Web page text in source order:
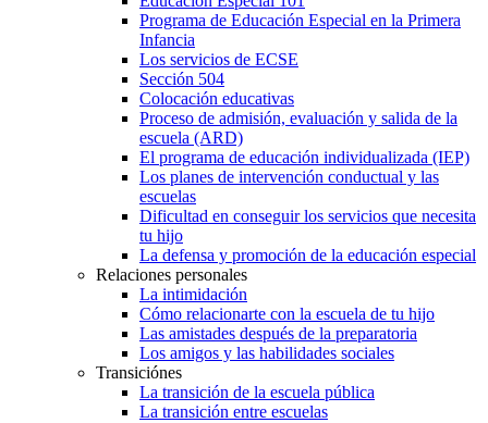
Programa de Educación Especial en la Primera
Infancia
Los servicios de ECSE
Sección 504
Colocación educativas
Proceso de admisión, evaluación y salida de la
escuela (ARD)
El programa de educación individualizada (IEP)
Los planes de intervención conductual y las
escuelas
Dificultad en conseguir los servicios que necesita
tu hijo
La defensa y promoción de la educación especial
Relaciones personales
La intimidación
Cómo relacionarte con la escuela de tu hijo
Las amistades después de la preparatoria
Los amigos y las habilidades sociales
Transiciónes
La transición de la escuela pública
La transición entre escuelas